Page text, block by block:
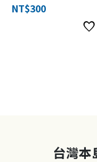
NT$300
favorite
台灣本